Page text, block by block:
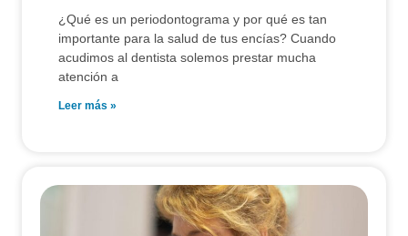
¿Qué es un periodontograma y por qué es tan
importante para la salud de tus encías? Cuando
acudimos al dentista solemos prestar mucha
atención a
Leer más »